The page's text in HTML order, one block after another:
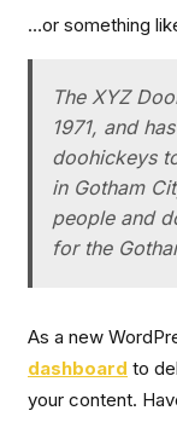
…or something
The XYZ
1971, and
doohickeys
in Gotham
people and
for the
As a new
dashboard to
your content.